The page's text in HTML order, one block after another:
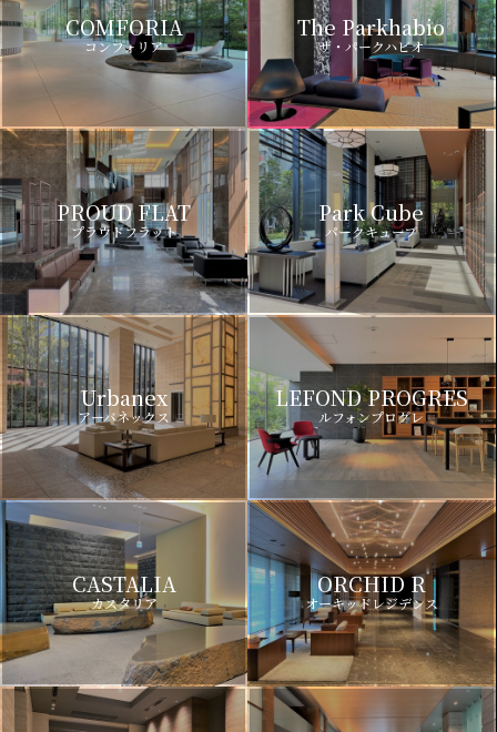
COMFORIA
コンフォリア
The Parkhabio
ザ・パークハビオ
PROUD FLAT
プラウドフラット
Park Cube
パークキューブ
Urbanex
アーバネックス
LEFOND PROGRES
ルフォンプログレ
CASTALIA
カスタリア
ORCHID R
オーキッドレジデンス